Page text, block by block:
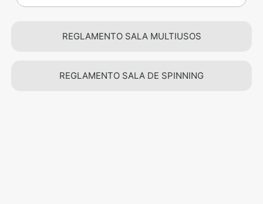
REGLAMENTO SALA MULTIUSOS
REGLAMENTO SALA DE SPINNING